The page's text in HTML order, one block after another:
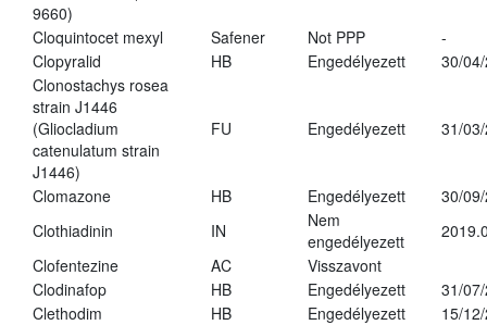
9660)
Cloquintocet mexyl Safener Not PPP
-
Clopyralid
HB Engedélyezett
30/
Clonostachys rosea
strain J1446
(Gliocladium
catenulatum strain
J1446)
FU Engedélyezett 31/
Clomazone HB Engedélyezett
30/
Clothiadinin
IN
Nem
engedélyezett
Clofentezine
AC
Visszavont
Clodinafop
HB Engedélyezett
31/
Clethodim
HB Engedélyezett
15/